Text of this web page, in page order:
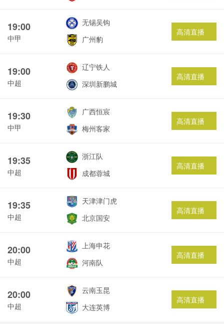
19:00
中甲
无锡吴钩
广州豹
高清直播
19:00
中超
辽宁铁人
深圳新鹏城
高清直播
19:30
中甲
广西恒宸
梅州客家
高清直播
19:35
中超
浙江队
成都蓉城
高清直播
19:35
中超
天津津门虎
北京国安
高清直播
20:00
中超
上海申花
河南队
高清直播
20:00
中超
云南玉昆
大连英博
高清直播